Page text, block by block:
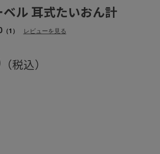
ル 耳式たいおん計
（1） レビューを見る